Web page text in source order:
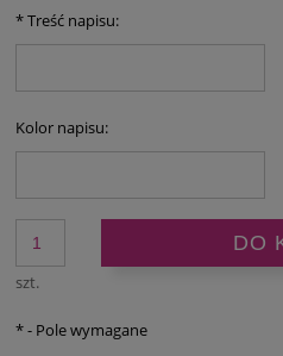
*Treść napisu:
Kolor napisu:
szt.
DO
*- Pole wymagane